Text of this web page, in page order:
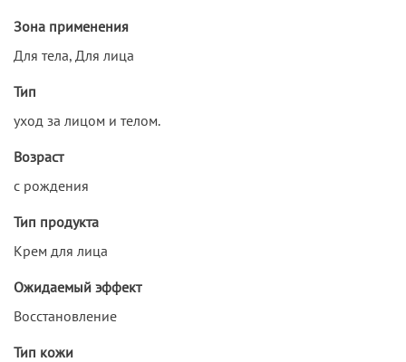
Зона применения
Для тела, Для лица
Тип
уход за лицом и телом.
Возраст
с рождения
Тип продукта
Крем для лица
Ожидаемый эффект
Восстановление
Тип кожи